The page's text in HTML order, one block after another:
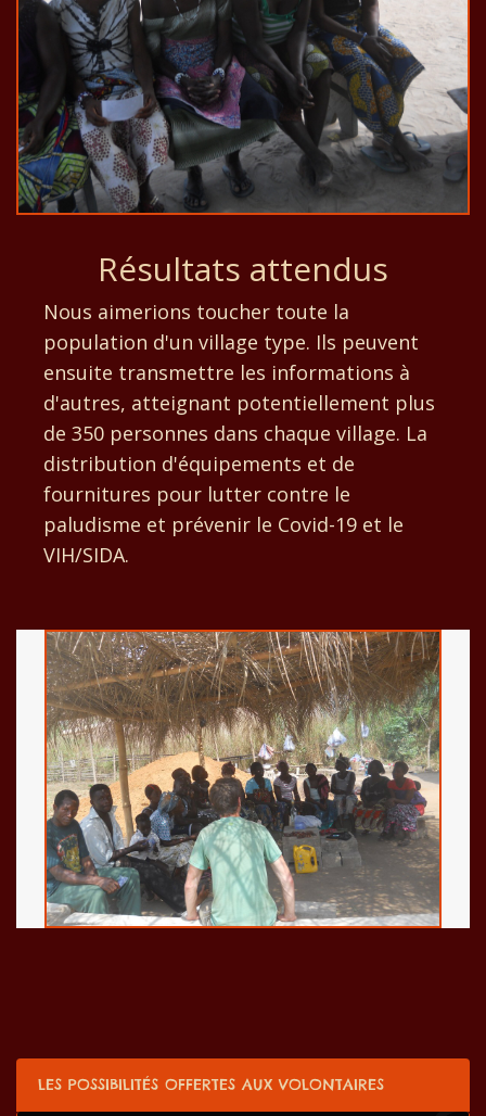
Résultats attendus
Nous aimerions toucher toute la
population d'un village type. Ils peuvent
ensuite transmettre les informations à
d'autres, atteignant potentiellement plus
de 350 personnes dans chaque village. La
distribution d'équipements et de
fournitures pour lutter contre le
paludisme et prévenir le Covid-19 et le
VIH/SIDA.
LES POSSIBILITÉS OFFERTES AUX VOLONTAIRES